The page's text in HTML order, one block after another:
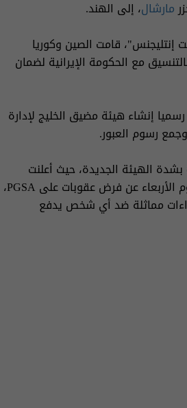
مارشال، إلى الهند.
قامت الصين وكوريا
مع الحكومة الإيرانية لضمان
رسميا إنشاء هيئة مضيق الخليج لإدارة
رسوم العبور.
الهيئة الجديدة، حيث أعلنت
الأمريكية يوم الأربعاء عن فرض عقوبات على PGSA،
مماثلة ضد أي شخص يدفع